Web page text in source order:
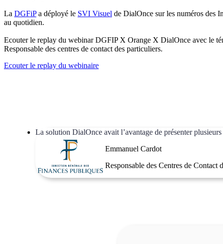
La DGFiPa déployé le SVI Visuel de DialOnce sur les numéros des
au quotidien.
Ecouter le replay du webinar DGFIP X Orange X DialOnce avec le
Responsable des centres de contact des particuliers.
Ecouter le replay du webinaire
La solution DialOnce avait l’avantage de présenter
Emmanuel Cardot
Responsable des Centres de Contact